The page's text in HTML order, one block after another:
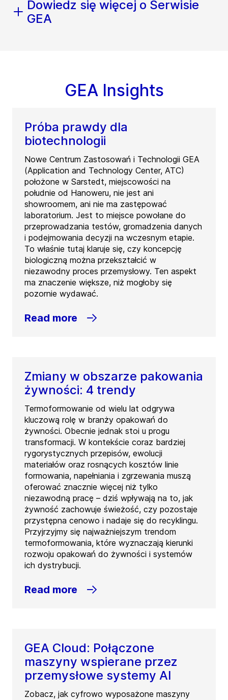
Dowiedz się więcej o Serwisie
GEA
GEA Insights
Próba prawdy dla
biotechnologii
Nowe Centrum Zastosowań i Technologii GEA
(Application and Technology Center, ATC)
położone w Sarstedt, miejscowości na
południe od Hanoweru, nie jest ani
showroomem, ani nie ma zastępować
laboratorium. Jest to miejsce powołane do
przeprowadzania testów, gromadzenia danych
i podejmowania decyzji na wczesnym etapie.
To właśnie tutaj klaruje się, czy koncepcję
biologiczną można przekształcić w
niezawodny proces przemysłowy. Ten aspekt
ma znaczenie większe, niż mogłoby się
pozornie wydawać.
Read more
Zmiany w obszarze pakowania
żywności: 4 trendy
Termoformowanie od wielu lat odgrywa
kluczową rolę w branży opakowań do
żywności. Obecnie jednak stoi u progu
transformacji. W kontekście coraz bardziej
rygorystycznych przepisów, ewolucji
materiałów oraz rosnących kosztów linie
formowania, napełniania i zgrzewania muszą
oferować znacznie więcej niż tylko
niezawodną pracę – dziś wpływają na to, jak
żywność zachowuje świeżość, czy pozostaje
przystępna cenowo i nadaje się do recyklingu.
Przyjrzyjmy się najważniejszym trendom
termoformowania, które wyznaczają kierunki
rozwoju opakowań do żywności i systemów
ich dystrybucji.
Read more
GEA Cloud: Połączone
maszyny wspierane przez
przemysłowe systemy AI
Zobacz, jak cyfrowo wyposażone maszyny